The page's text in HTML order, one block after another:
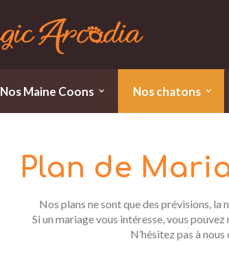
Nos Maine Coons Nos chatons
Plan de
Nos plans ne sont que des prévisions, la
Si un mariage vous intéresse, vous pouvez
N’hésitez pas à